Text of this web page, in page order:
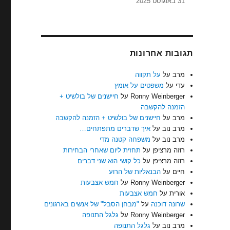
תגובות אחרונות
מרב על על תקווה
עדי על משפטים על אומץ
Ronny Weinberger על חיישנים של בולשיט +
הזמנה להקשבה
מרב על חיישנים של בולשיט + הזמנה להקשבה
מרב נוב עלאיך שדברים מתפתחים…
מרב נוב על משפחה קטנה מדי
רוזה מרציפן על תחזית ליום שאחרי הבחירות
רוזה מרציפן על כל קושי הוא שני דברים
חיים עלהבנאליות של הרוע
Ronny Weinberger על חמש אצבעות
אורית על חמש אצבעות
שרונה דוכנה על "מבחן הסבל" של אנשים בארגונים
Ronny Weinberger על גלגל התנופה
מרב נוב על גלגל התנופה